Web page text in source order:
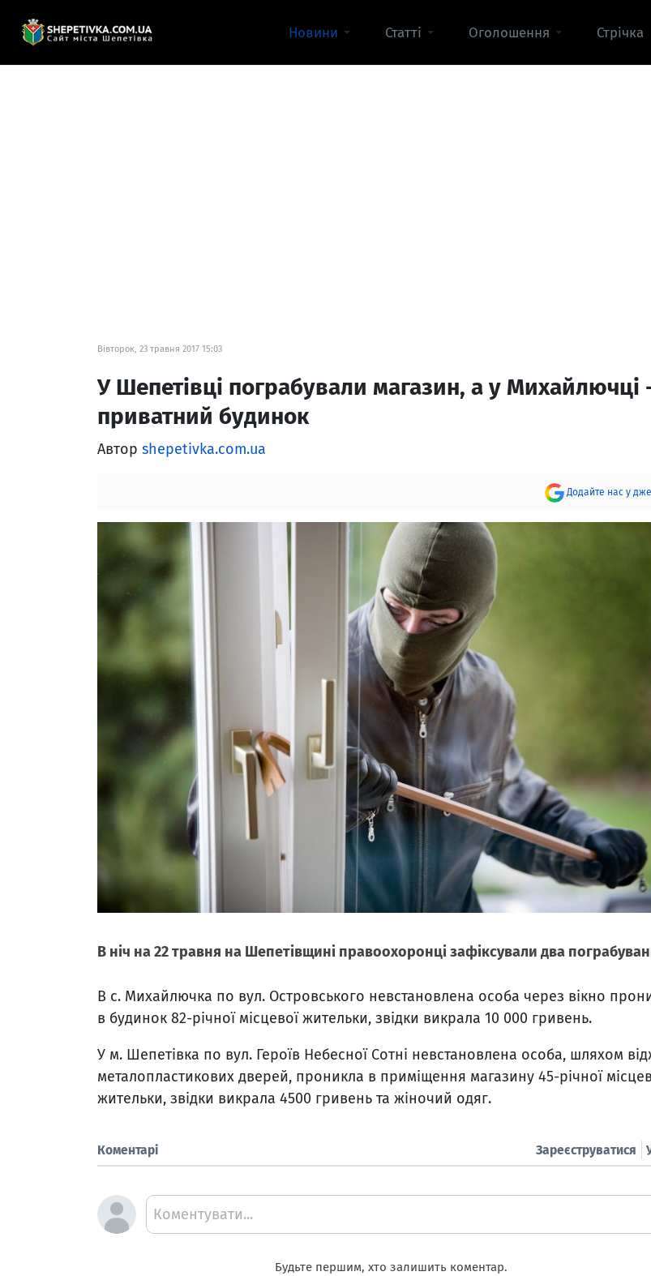
Новини Статті Оголошення Стрічка
Вівторок, 23 травня 2017 15:03
У Шепетівці пограбували магазин, а у Михайлючці
приватний будинок
Автор shepetivka.com.ua
Додайте нас у
В ніч на 22 травня на Шепетівщині правоохоронці зафіксували два
В с. Михайлючка по вул. Островського невстановлена особа через вікно
в будинок 82-річної місцевої жительки, звідки викрала 10 000 гривень.
У м. Шепетівка по вул. Героїв Небесної Сотні невстановлена особа, шляхом
металопластикових дверей, проникла в приміщення магазину 45-річної
жительки, звідки викрала 4500 гривень та жіночий одяг.
Коментарі Зареєструватися
Коментувати...
Будьте першим, хто залишить коментар.